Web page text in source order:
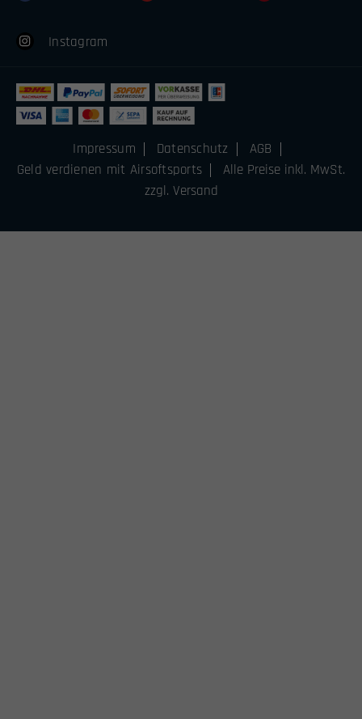
Instagram
Impressum Datenschutz
AGB
Geld verdienen mit Airsoftsports
Alle Preise inkl. MwSt.
zzgl. Versand